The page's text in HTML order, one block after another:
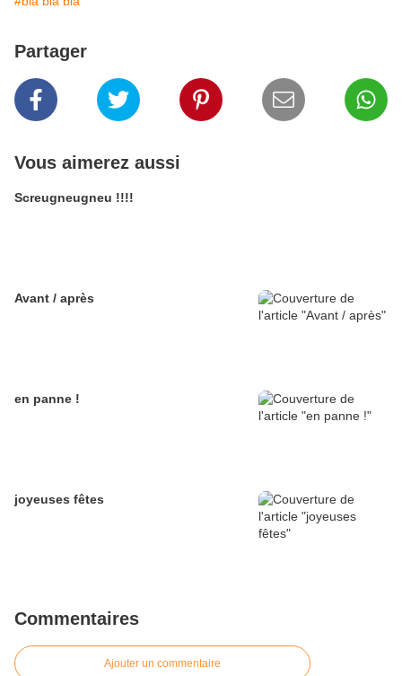
Partager
Vous aimerez aussi
Screugneugneu !!!!
Avant / après
en panne !
joyeuses fêtes
Commentaires
Ajouter un commentaire